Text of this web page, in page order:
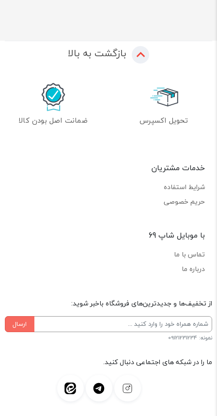
بازگشت به بالا
تحویل اکسپرس ضمانت اصل بودن کالا
خدمات مشتریان
شرایط استفاده
حریم خصوصی
با موبایل شاپ 69
تماس با ما
درباره ما
از تخفیف‌ها و جدیدترین‌های فروشگاه باخبر شوید:
ارسال
نمونه: 09121231234
ما را در شبکه های اجتماعی دنبال کنید.